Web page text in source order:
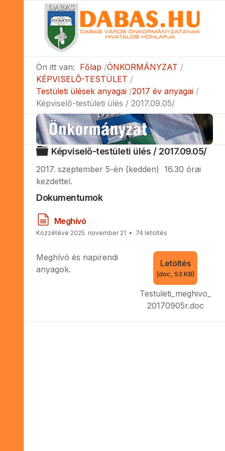
Ön itt van: Főlap ÖNKORMÁNYZAT
KÉPVISELŐ-TESTÜLET
Testületi ülések anyagai 2017 év anyagai
Képviselő-testületi ülés / 2017.09.05/
Mappa
Képviselő-testületi ülés / 2017.09.05/
2017. szeptember 5-én (kedden) 16.30 órai
kezdettel.
Dokumentumok
d
o
k
m
e
Meghívó
Közzétéve 2025. november 21 74 letöltés
Letöltés
(doc, 53 KB)
Testuleti_meghivo_
20170905r.doc
Meghívó és napirendi
anyagok.